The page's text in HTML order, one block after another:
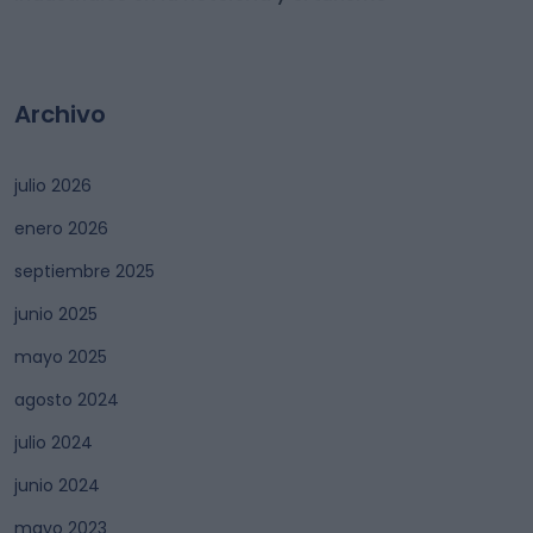
Archivo
julio 2026
enero 2026
septiembre 2025
junio 2025
mayo 2025
agosto 2024
julio 2024
junio 2024
mayo 2023